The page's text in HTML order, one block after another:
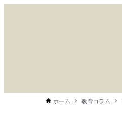
ホーム 教育コラム